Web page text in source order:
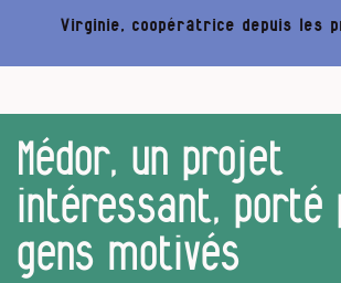
Virginie, coopératrice depuis les
Médor, un projet
intéressant, porté
gens motivés